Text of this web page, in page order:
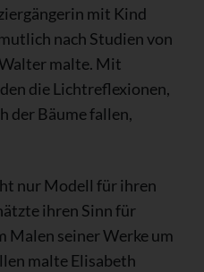
mit Kind
nach Studien von
malte. Mit
die Lichtreflexionen,
der Bäume fallen,
nur Modell für ihren
ihren Sinn für
Malen seiner Werke um
malte Elisabeth